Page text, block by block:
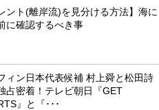
ント(離岸流)を見分ける方法】海に
に確認するべき事
ィン日本代表候補 村上舜と松田詩
占密着！テレビ朝日『GET
』と『･･･